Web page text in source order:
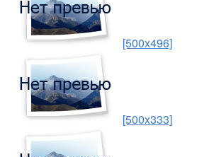
[500x496]
[500x333]